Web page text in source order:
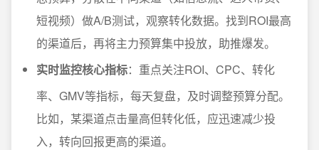
短视频）做A/B测试，观察转化数据。找到ROI最高
的渠道后，再将主力预算集中投放，助推爆发。
实时监控核心指标：重点关注ROI、CPC、转化
率、GMV等指标，每天复盘，及时调整预算分配。
比如，某渠道点击量高但转化低，应迅速减少投
入，转向回报更高的渠道。